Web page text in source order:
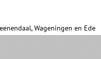
Wageningen en Ede